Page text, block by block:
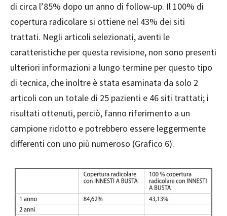
di circa l’85% dopo un anno di follow-up. Il 100% di
copertura radicolare si ottiene nel 43% dei siti
trattati. Negli articoli selezionati, aventi le
caratteristiche per questa revisione, non sono presenti
ulteriori informazioni a lungo termine per questo tipo
di tecnica, che inoltre è stata esaminata da solo 2
articoli con un totale di 25 pazienti e 46 siti trattati; i
risultati ottenuti, perciò, fanno riferimento a un
campione ridotto e potrebbero essere leggermente
differenti con uno più numeroso (Grafico 6).